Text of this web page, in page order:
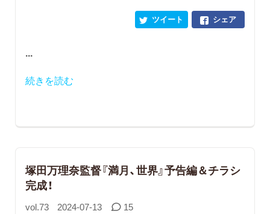
シェア
ツイート
...
続きを読む
塚田万理奈監督『満月、世界』予告編＆チラシ
完成！
vol.73 2024-07-13 15